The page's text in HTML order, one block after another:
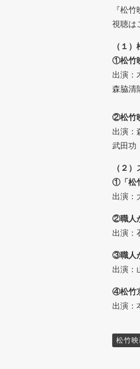
『松
視聴は
（１
①松竹
出演：
森脇清
②松竹
出演：
武田功
（２
①「松
出演：
②職人
出演：
③職人
出演：
④松竹
出演：
松竹